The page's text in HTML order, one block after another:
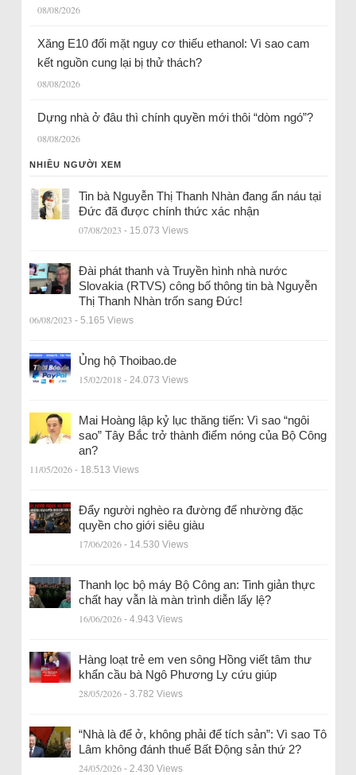
08/08/2026
Xăng E10 đối mặt nguy cơ thiếu ethanol: Vì sao cam
kết nguồn cung lại bị thử thách?
08/08/2026
Dựng nhà ở đâu thì chính quyền mới thôi “dòm ngó”?
08/08/2026
NHIỀU NGƯỜI XEM
Tin bà Nguyễn Thị Thanh Nhàn đang ẩn náu tại
Đức đã được chính thức xác nhận
07/08/2023 - 15.073 Views
Đài phát thanh và Truyền hình nhà nước
Slovakia (RTVS) công bố thông tin bà Nguyễn
Thị Thanh Nhàn trốn sang Đức!
06/08/2023 - 5.165 Views
Ủng hộ Thoibao.de
15/02/2018 - 24.073 Views
Mai Hoàng lập kỷ lục thăng tiến: Vì sao “ngôi
sao” Tây Bắc trở thành điểm nóng của Bộ Công
an?
11/05/2026 - 18.513 Views
Đẩy người nghèo ra đường để nhường đặc
quyền cho giới siêu giàu
17/06/2026 - 14.530 Views
Thanh lọc bộ máy Bộ Công an: Tinh giản thực
chất hay vẫn là màn trình diễn lấy lệ?
16/06/2026 - 4.943 Views
Hàng loạt trẻ em ven sông Hồng viết tâm thư
khẩn cầu bà Ngô Phương Ly cứu giúp
28/05/2026 - 3.782 Views
“Nhà là để ở, không phải để tích sản”: Vì sao Tô
Lâm không đánh thuế Bất Động sản thứ 2?
24/05/2026 - 2.430 Views